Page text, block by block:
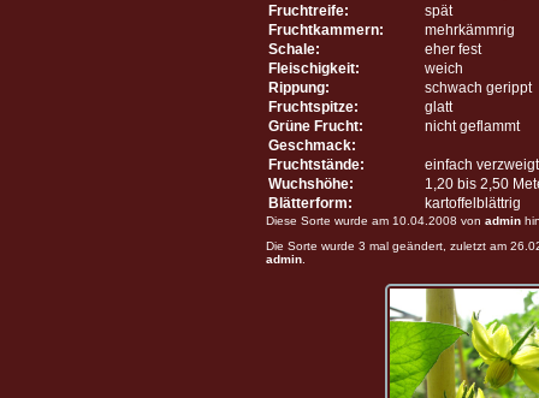
Fruchtreife:
spät
Fruchtkammern:
mehrkämmrig
Schale:
eher fest
Fleischigkeit:
weich
Rippung:
schwach gerippt
Fruchtspitze:
glatt
Grüne Frucht:
nicht geflammt
Geschmack:
Fruchtstände:
einfach verzweigt
Wuchshöhe:
1,20 bis 2,50
Blätterform:
kartoffelblättrig
Diese Sorte wurde am 10.04.2008 von admin
Die Sorte wurde 3 mal geändert, zuletzt am
admin